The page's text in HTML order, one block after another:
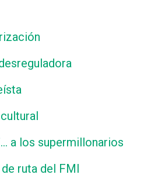
a los supermillonarios
ruta del FMI